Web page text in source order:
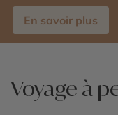
En savoir plus
Voyage à